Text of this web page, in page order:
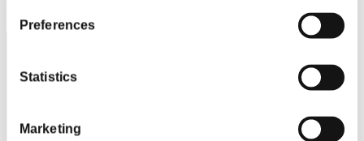
Preferences
Statistics
Marketing